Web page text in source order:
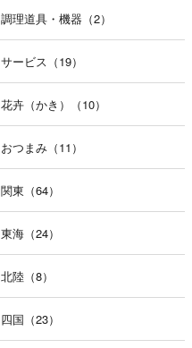
調理道具・機器（2）
サービス（19）
花卉（かき）（10）
おつまみ（11）
関東（64）
東海（24）
北陸（8）
四国（23）